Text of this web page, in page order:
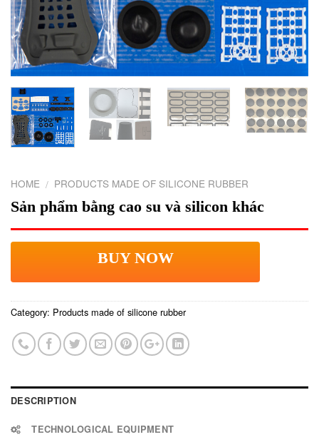
HOME / PRODUCTS MADE OF SILICONE RUBBER
Sản phẩm bằng cao su và silicon khác
BUY NOW
Category: Products made of silicone rubber
DESCRIPTION
TECHNOLOGICAL EQUIPMENT